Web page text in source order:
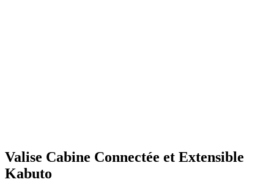
Valise Cabine Connectée et Extensible
Kabuto